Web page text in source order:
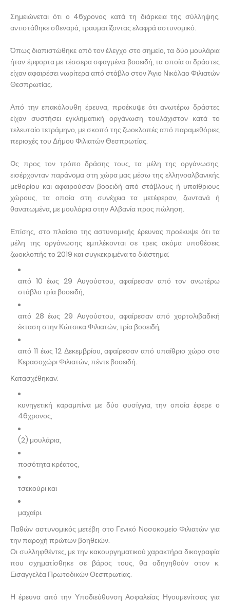
Σημειώνεται ότι ο 46χρονος κατά τη διάρκεια της σύλληψης,
αντιστάθηκε σθεναρά, τραυματίζοντας ελαφρά αστυνομικό.
Όπως διαπιστώθηκε από τον έλεγχο στο σημείο, τα δύο μουλάρια
ήταν έμφορτα με τέσσερα σφαγμένα βοοειδή, τα οποία οι δράστες
είχαν αφαιρέσει νωρίτερα από στάβλο στον Άγιο Νικόλαο Φιλιατών
Θεσπρωτίας.
Από την επακόλουθη έρευνα, προέκυψε ότι ανωτέρω δράστες
είχαν συστήσει εγκληματική οργάνωση τουλάχιστον κατά το
τελευταίο τετράμηνο, με σκοπό της ζωοκλοπές από παραμεθόριες
περιοχές του Δήμου Φιλιατών Θεσπρωτίας.
Ως προς τον τρόπο δράσης τους, τα μέλη της οργάνωσης,
εισέρχονταν παράνομα στη χώρα μας μέσω της ελληνοαλβανικής
μεθορίου και αφαιρούσαν βοοειδή από στάβλους ή υπαίθριους
χώρους, τα οποία στη συνέχεια τα μετέφεραν, ζωντανά ή
θανατωμένα, με μουλάρια στην Αλβανία προς πώληση.
Επίσης, στο πλαίσιο της αστυνομικής έρευνας προέκυψε ότι τα
μέλη της οργάνωσης εμπλέκονται σε τρεις ακόμα υποθέσεις
ζωοκλοπής το 2019 και συγκεκριμένα το διάστημα:
από 10 έως 29 Αυγούστου, αφαίρεσαν από τον ανωτέρω
στάβλο τρία βοοειδή,
από 28 έως 29 Αυγούστου, αφαίρεσαν από χορτολιβαδική
έκταση στην Κώτσικα Φιλιατών, τρία βοοειδή,
από 11 έως 12 Δεκεμβρίου, αφαίρεσαν από υπαίθριο χώρο στο
Κερασοχώρι Φιλιατών, πέντε βοοειδή.
Κατασχέθηκαν:
κυνηγετική καραμπίνα με δύο φυσίγγια, την οποία έφερε ο
46χρονος,
(2) μουλάρια,
ποσότητα κρέατος,
τσεκούρι και
μαχαίρι.
Παθών αστυνομικός μετέβη στο Γενικό Νοσοκομείο Φιλιατών για
την παροχή πρώτων βοηθειών.
Οι συλληφθέντες, με την κακουργηματικού χαρακτήρα δικογραφία
που σχηματίσθηκε σε βάρος τους, θα οδηγηθούν στον κ.
Εισαγγελέα Πρωτοδικών Θεσπρωτίας.
Η έρευνα από την Υποδιεύθυνση Ασφαλείας Ηγουμενίτσας για